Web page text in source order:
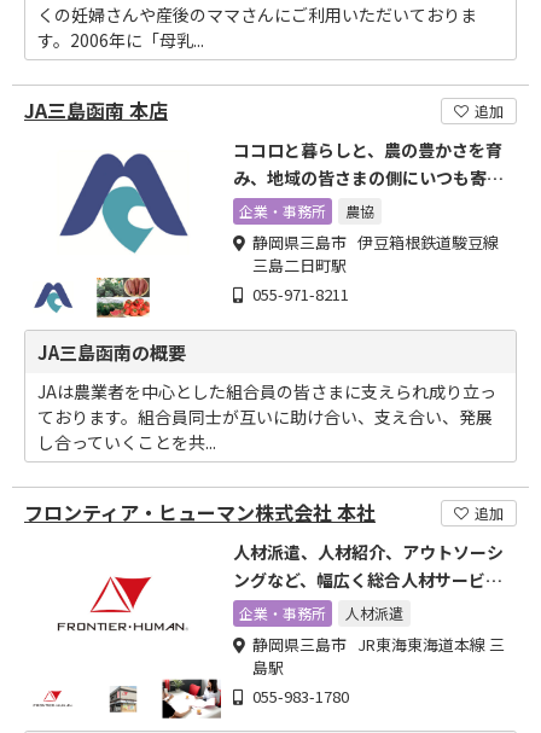
くの妊婦さんや産後のママさんにご利用いただいておりま
す。2006年に「母乳...
JA三島函南 本店 追加
ココロと暮らしと、農の豊かさを育
み、地域の皆さまの側にいつも寄り
そい
企業・事務所 農協
静岡県三島市 伊豆箱根鉄道駿豆線
三島二日町駅
055-971-8211
JA三島函南の概要
JAは農業者を中心とした組合員の皆さまに支えられ成り立っ
ております。組合員同士が互いに助け合い、支え合い、発展
し合っていくことを共...
フロンティア・ヒューマン株式会社 本社 追加
人材派遣、人材紹介、アウトソーシ
ングなど、幅広く総合人材サービス
を提供
企業・事務所 人材派遣
静岡県三島市 JR東海東海道本線 三
島駅
055-983-1780